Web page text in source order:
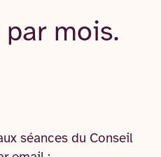
mois.
séances du Conseil